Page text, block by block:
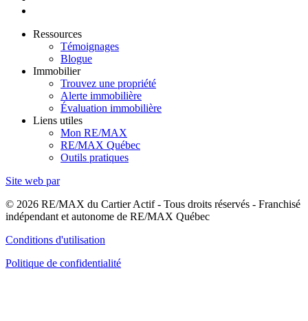
Ressources
Témoignages
Blogue
Immobilier
Trouvez une propriété
Alerte immobilière
Évaluation immobilière
Liens utiles
Mon RE/MAX
RE/MAX Québec
Outils pratiques
Site web par
© 2026 RE/MAX du Cartier Actif - Tous droits réservés - Franchisé
indépendant et autonome de RE/MAX Québec
Conditions d'utilisation
Politique de confidentialité